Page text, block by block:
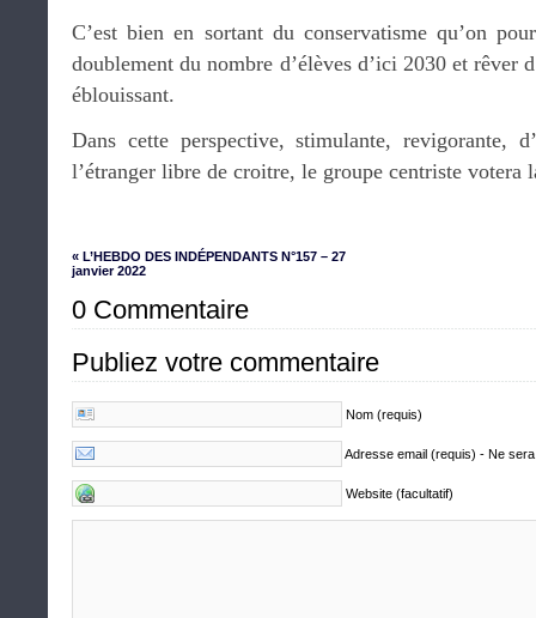
C’est bien en sortant du conservatisme qu’on
doublement du nombre d’élèves d’ici 2030 et rêver
éblouissant.
Dans cette perspective, stimulante, revigorante,
l’étranger libre de croitre, le groupe centriste votera
« L’HEBDO DES INDÉPENDANTS N°157 – 27
janvier 2022
0 Commentaire
Publiez votre commentaire
Nom (requis)
Adresse email (requis) - Ne
Website (facultatif)